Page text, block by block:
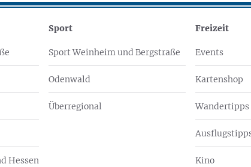
Hessen
Sport
Sport Weinheim und Bergstraße
Odenwald
Überregional
Freizeit
Events
Kartenshop
Wandertipps
Kino